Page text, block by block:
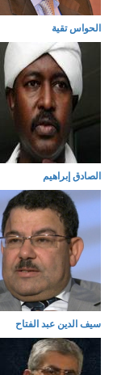
الحواس تقية
الصادق إبراهيم
سيف الدين عبد الفتاح